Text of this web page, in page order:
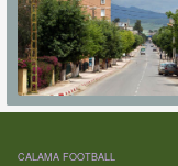
CALAMA FOOTBALL